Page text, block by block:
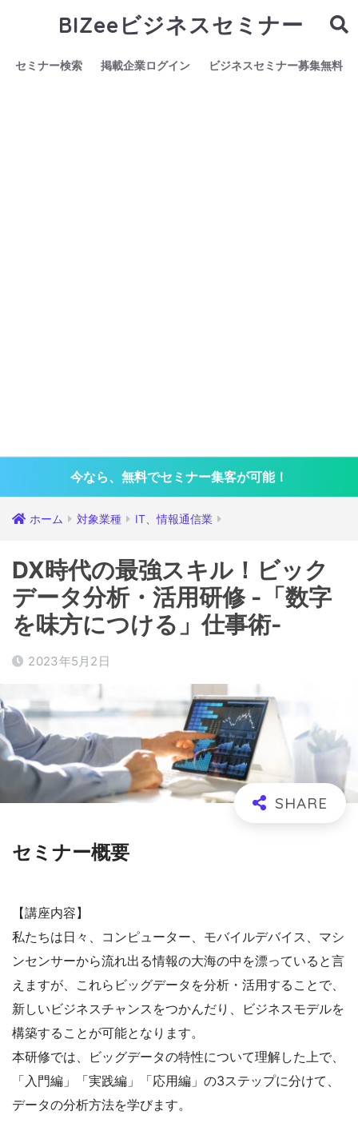
BIZeeビジネスセミナー
セミナー検索 掲載企業ログイン ビジネスセミナー募集無料
今なら、無料でセミナー集客が可能！
ホーム 対象業種 IT、情報通信業
DX時代の最強スキル！ビック
データ分析・活用研修 -「数字
を味方につける」仕事術-
2023年5月2日
セミナー概要
【講座内容】
私たちは日々、コンピューター、モバイルデバイス、マシ
ンセンサーから流れ出る情報の大海の中を漂っていると言
えますが、これらビッグデータを分析・活用することで、
新しいビジネスチャンスをつかんだり、ビジネスモデルを
構築することが可能となります。
本研修では、ビッグデータの特性について理解した上で、
「入門編」「実践編」「応用編」の3ステップに分けて、
データの分析方法を学びます。